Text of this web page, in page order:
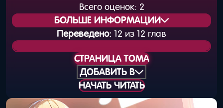
Всего оценок: 2
БОЛЬШЕ ИНФОРМАЦИИ
Статус издания:
Вышел
Общая нумерация:
Дата выхода
(книга):
25 мая 2019 года
Переведено: 12 из 12 глав
СТРАНИЦА ТОМА
ДОБАВИТЬ В
НАЧАТЬ ЧИТАТЬ